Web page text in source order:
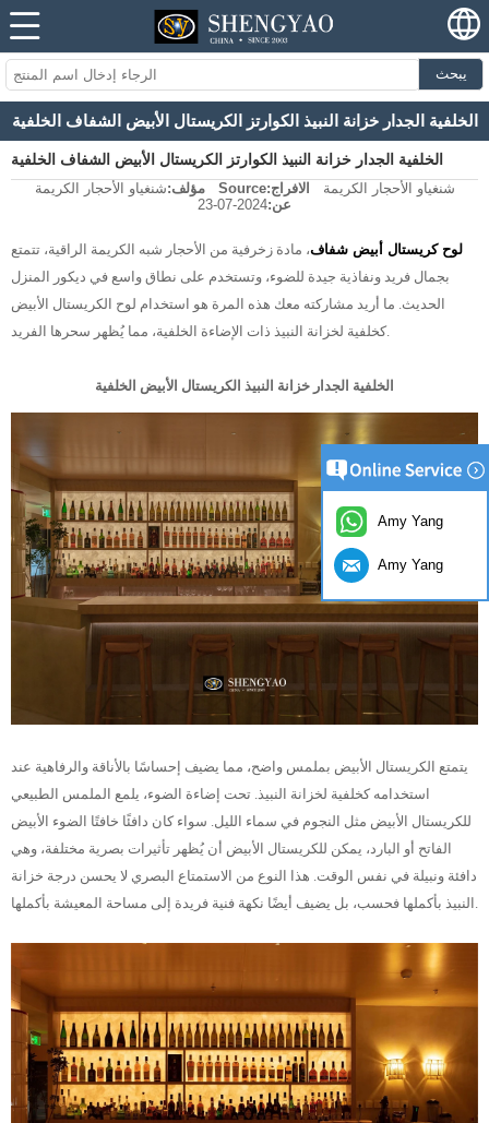
يبحث
الخلفية الجدار خزانة النبيذ الكوارتز الكريستال الأبيض الشفاف الخلفية
الخلفية الجدار خزانة النبيذ الكوارتز الكريستال الأبيض الشفاف الخلفية
مؤلف:شنغياو الأحجار الكريمة Source: شنغياو الأحجار الكريمة
الافراج
عن:2024-07-23
لوح كريستال أبيض شفاف، مادة زخرفية من الأحجار شبه الكريمة الراقية، تتمتع
بجمال فريد ونفاذية جيدة للضوء، وتستخدم على نطاق واسع في ديكور المنزل
الحديث. ما أريد مشاركته معك هذه المرة هو استخدام لوح الكريستال الأبيض
كخلفية لخزانة النبيذ ذات الإضاءة الخلفية، مما يُظهر سحرها الفريد.
الخلفية الجدار خزانة النبيذ الكريستال الأبيض الخلفية
يتمتع الكريستال الأبيض بملمس واضح، مما يضيف إحساسًا بالأناقة والرفاهية عند
استخدامه كخلفية لخزانة النبيذ. تحت إضاءة الضوء، يلمع الملمس الطبيعي
للكريستال الأبيض مثل النجوم في سماء الليل. سواء كان دافئًا خافتًا الضوء الأبيض
الفاتح أو البارد، يمكن للكريستال الأبيض أن يُظهر تأثيرات بصرية مختلفة، وهي
دافئة ونبيلة في نفس الوقت. هذا النوع من الاستمتاع البصري لا يحسن درجة خزانة
Amy Yang
Amy Yang